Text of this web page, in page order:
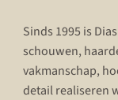
Sinds 1995 is
schouwen,
vakmanschap,
detail realiseren